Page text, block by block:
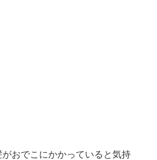
おでこにかかっていると気持